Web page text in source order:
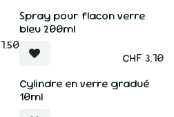
7.50
Spray pour flacon verre
bleu 200ml
CHF3.70
Cylindre en verre gradué
10ml